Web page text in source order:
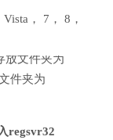
， 7， 8，
放文件夹为
件夹为
regsvr32